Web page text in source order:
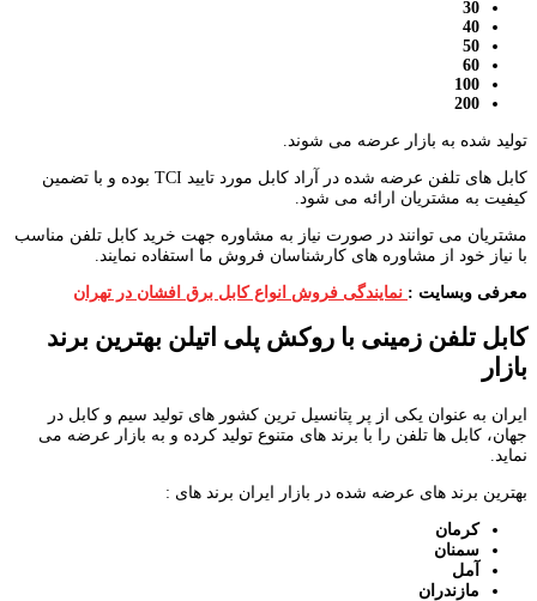
30
40
50
60
100
200
تولید شده به بازار عرضه می شوند.
کابل های تلفن عرضه شده در آراد کابل مورد تایید TCI بوده و با تضمین
کیفیت به مشتریان ارائه می شود.
مشتریان می توانند در صورت نیاز به مشاوره جهت خرید کابل تلفن مناسب
با نیاز خود از مشاوره های کارشناسان فروش ما استفاده نمایند.
معرفی وبسایت : نمایندگی فروش انواع کابل برق افشان در تهران
کابل تلفن زمینی با روکش پلی اتیلن بهترین برند
بازار
ایران به عنوان یکی از پر پتانسیل ترین کشور های تولید سیم و کابل در
جهان، کابل ها تلفن را با برند های متنوع تولید کرده و به بازار عرضه می
نماید.
بهترین برند های عرضه شده در بازار ایران برند های :
کرمان
سمنان
آمل
مازندران